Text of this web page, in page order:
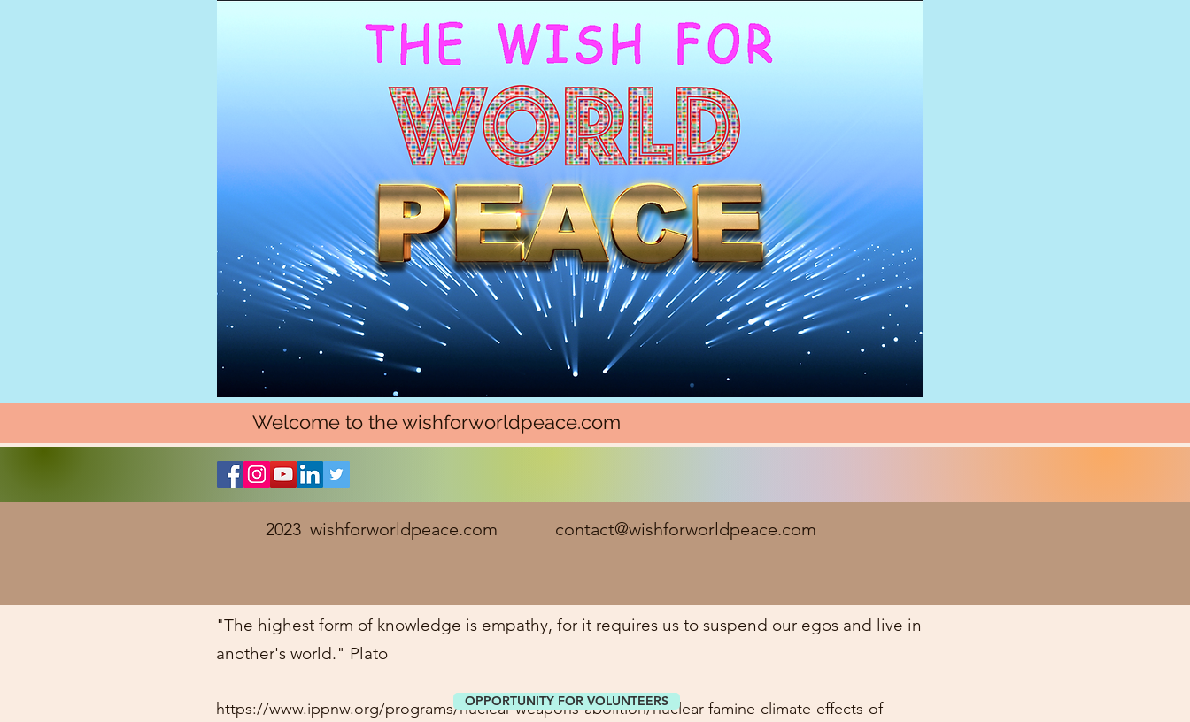
Welcome to the wishforworldpeace.com
2023 wishforworldpeace.com contact@wishforworldpeace.com
"The highest form of knowledge is empathy, for it requires us to suspend our egos and live in
another's world." Plato
https://www.ippnw.org/programs/nuclear-weapons-abolition/nuclear-famine-climate-effects-of-
OPPORTUNITY FOR VOLUNTEERS